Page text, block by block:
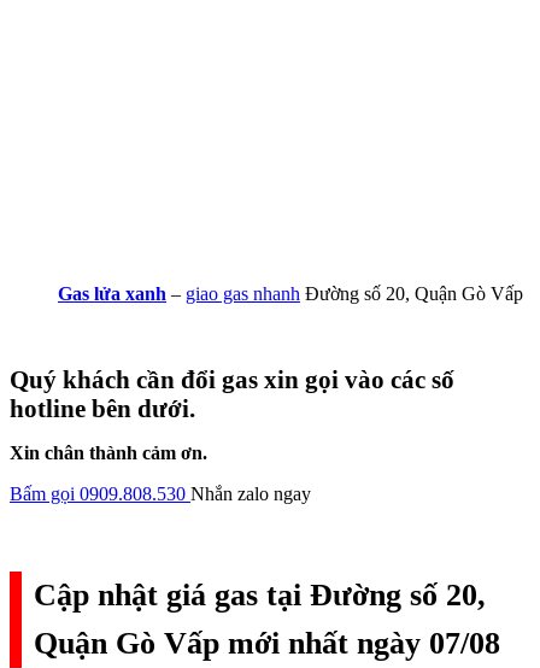
Gas lửa xanh – giao gas nhanh Đường số 20, Quận Gò Vấp
Quý khách cần đổi gas xin gọi vào các số
hotline bên dưới.
Xin chân thành cảm ơn.
Bấm gọi 0909.808.530 Nhắn zalo ngay
Cập nhật giá gas tại Đường số 20,
Quận Gò Vấp mới nhất ngày 07/08